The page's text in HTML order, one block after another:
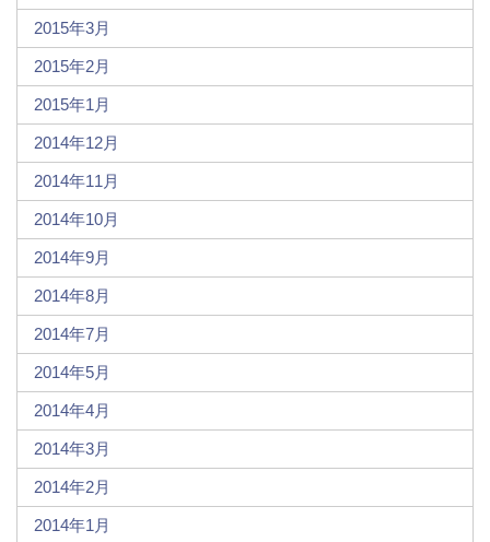
2015年3月
2015年2月
2015年1月
2014年12月
2014年11月
2014年10月
2014年9月
2014年8月
2014年7月
2014年5月
2014年4月
2014年3月
2014年2月
2014年1月